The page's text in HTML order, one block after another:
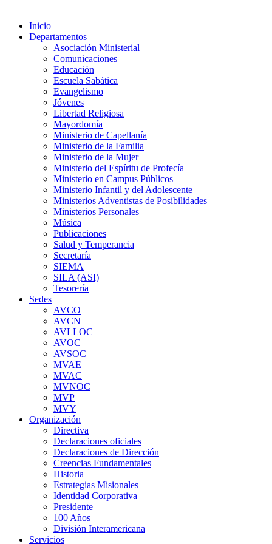
Inicio
Departamentos
Asociación Ministerial
Comunicaciones
Educación
Escuela Sabática
Evangelismo
Jóvenes
Libertad Religiosa
Mayordomía
Ministerio de Capellanía
Ministerio de la Familia
Ministerio de la Mujer
Ministerio del Espíritu de Profecía
Ministerio en Campus Públicos
Ministerio Infantil y del Adolescente
Ministerios Adventistas de Posibilidades
Ministerios Personales
Música
Publicaciones
Salud y Temperancia
Secretaría
SIEMA
SILA (ASI)
Tesorería
Sedes
AVCO
AVCN
AVLLOC
AVOC
AVSOC
MVAE
MVAC
MVNOC
MVP
MVY
Organización
Directiva
Declaraciones oficiales
Declaraciones de Dirección
Creencias Fundamentales
Historia
Estrategias Misionales
Identidad Corporativa
Presidente
100 Años
División Interamericana
Servicios